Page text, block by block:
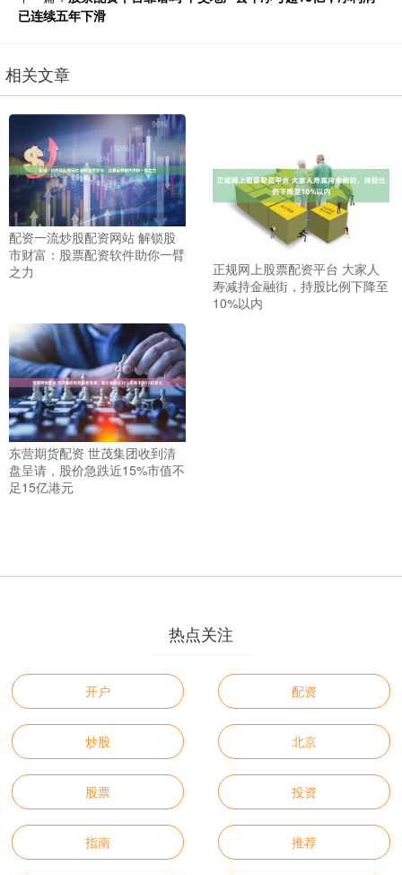
已连续五年下滑
相关文章
配资一流炒股配资网站 解锁股
市财富：股票配资软件助你一臂
之力
正规网上股票配资平台 大家人
寿减持金融街，持股比例下降至
10%以内
东营期货配资 世茂集团收到清
盘呈请，股价急跌近15%市值不
足15亿港元
热点关注
开户 配资
炒股 北京
股票 投资
指南 推荐